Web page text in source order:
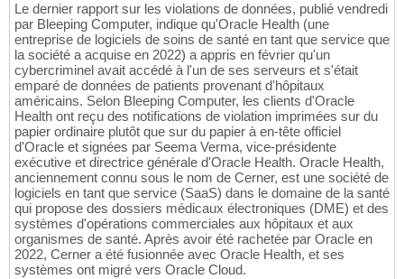
Le dernier rapport sur les violations de données, publié vendredi
par Bleeping Computer, indique qu'Oracle Health (une
entreprise de logiciels de soins de santé en tant que service que
la société a acquise en 2022) a appris en février qu'un
cybercriminel avait accédé à l'un de ses serveurs et s'était
emparé de données de patients provenant d'hôpitaux
américains. Selon Bleeping Computer, les clients d'Oracle
Health ont reçu des notifications de violation imprimées sur du
papier ordinaire plutôt que sur du papier à en-tête officiel
d'Oracle et signées par Seema Verma, vice-présidente
exécutive et directrice générale d'Oracle Health. Oracle Health,
anciennement connu sous le nom de Cerner, est une société de
logiciels en tant que service (SaaS) dans le domaine de la santé
qui propose des dossiers médicaux électroniques (DME) et des
systèmes d'opérations commerciales aux hôpitaux et aux
organismes de santé. Après avoir été rachetée par Oracle en
2022, Cerner a été fusionnée avec Oracle Health, et ses
systèmes ont migré vers Oracle Cloud.